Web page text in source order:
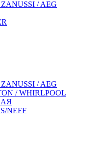
/ AEG
/ AEG
/ WHIRLPOOL
NEFF